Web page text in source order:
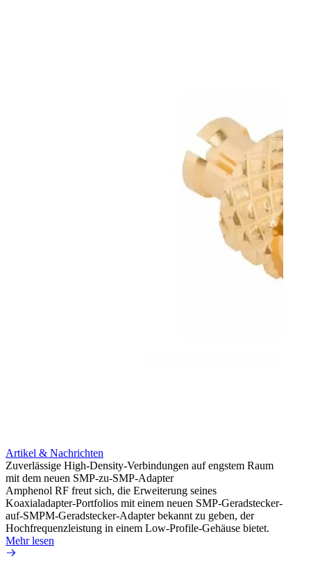
Artikel & Nachrichten
Zuverlässige High-Density-Verbindungen auf engstem Raum
mit dem neuen SMP-zu-SMP-Adapter
Amphenol RF freut sich, die Erweiterung seines
Koaxialadapter-Portfolios mit einem neuen SMP-Geradstecker-
auf-SMPM-Geradstecker-Adapter bekannt zu geben, der
Hochfrequenzleistung in einem Low-Profile-Gehäuse bietet.
Mehr lesen